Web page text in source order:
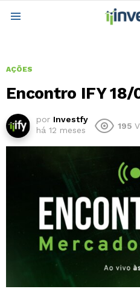
AÇÕES
Encontro IFY
por Investfy
há 12 meses
195